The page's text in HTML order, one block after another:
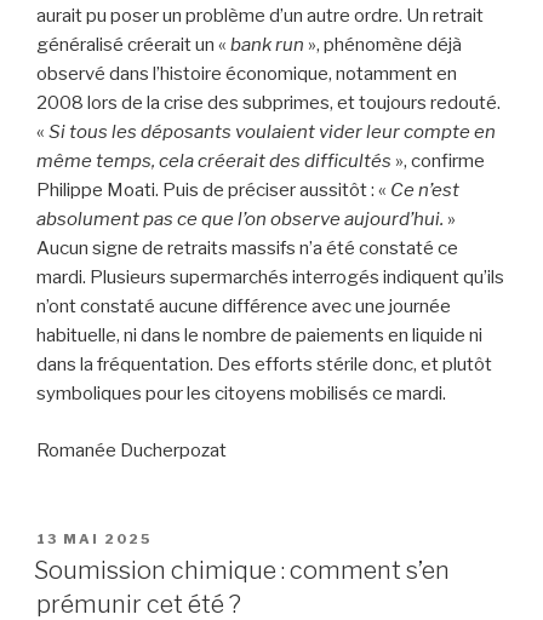
aurait pu poser un problème d’un autre ordre. Un retrait
généralisé créerait un « bank run », phénomène déjà
observé dans l’histoire économique, notamment en
2008 lors de la crise des subprimes, et toujours redouté.
« Si tous les déposants voulaient vider leur compte en
même temps, cela créerait des difficultés », confirme
Philippe Moati. Puis de préciser aussitôt : « Ce n’est
absolument pas ce que l’on observe aujourd’hui. »
Aucun signe de retraits massifs n’a été constaté ce
mardi. Plusieurs supermarchés interrogés indiquent qu’ils
n’ont constaté aucune différence avec une journée
habituelle, ni dans le nombre de paiements en liquide ni
dans la fréquentation. Des efforts stérile donc, et plutôt
symboliques pour les citoyens mobilisés ce mardi.
Romanée Ducherpozat
PUBLIÉ
LE
13 MAI 2025
Soumission chimique : comment s’en
prémunir cet été ?